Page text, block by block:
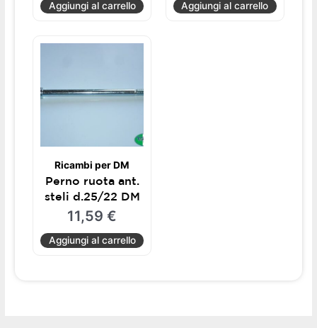
Aggiungi al carrello Aggiungi al carrello
Ricambi per DM
Perno ruota ant.
steli d.25/22 DM
11,59€
Aggiungi al carrello